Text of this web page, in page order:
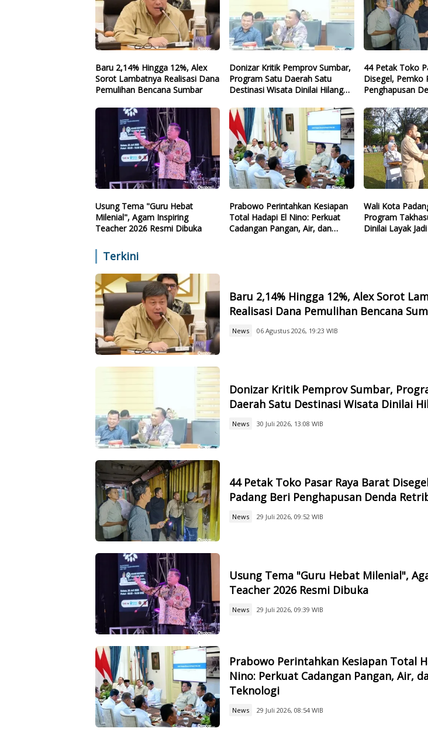
Baru 2,14% Hingga 12%, Alex
Sorot Lambatnya Realisasi Dana
Pemulihan Bencana Sumbar
Donizar Kritik Pemprov Sumbar,
Program Satu Daerah Satu
Destinasi Wisata Dinilai Hilang
44 Petak Toko
Disegel, Pemko
Penghapusan
Usung Tema "Guru Hebat
Milenial", Agam Inspiring
Teacher 2026 Resmi Dibuka
Prabowo Perintahkan Kesiapan
Total Hadapi El Nino: Perkuat
Cadangan Pangan, Air, dan
Wali Kota
Program
Dinilai Layak
Terkini
Baru 2,14% Hingga 12%, Alex Sorot
Realisasi Dana Pemulihan Bencana
News 06 Agustus 2026, 19:23 WIB
Donizar Kritik Pemprov Sumbar,
Daerah Satu Destinasi Wisata Dinilai
News 30 Juli 2026, 13:08 WIB
44 Petak Toko Pasar Raya Barat
Padang Beri Penghapusan Denda
News 29 Juli 2026, 09:52 WIB
Usung Tema "Guru Hebat Milenial",
Teacher 2026 Resmi Dibuka
News 29 Juli 2026, 09:39 WIB
Prabowo Perintahkan Kesiapan Total
Nino: Perkuat Cadangan Pangan, Air,
Teknologi
News 29 Juli 2026, 08:54 WIB